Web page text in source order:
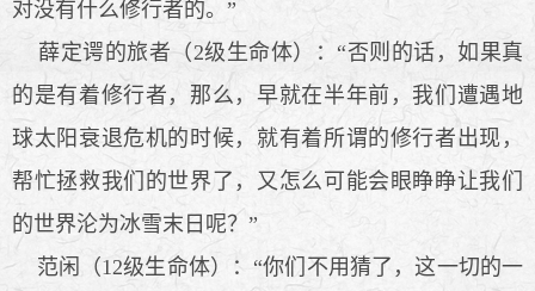
对没有什么修行者的。”
薛定谔的旅者（2级生命体）：“否则的话，如果真
的是有着修行者，那么，早就在半年前，我们遭遇地
球太阳衰退危机的时候，就有着所谓的修行者出现，
帮忙拯救我们的世界了，又怎么可能会眼睁睁让我们
的世界沦为冰雪末日呢？”
范闲（12级生命体）：“你们不用猜了，这一切的一